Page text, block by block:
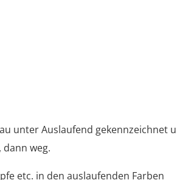
unter Auslaufend gekennzeichnet
weg.
etc. in den auslaufenden Farben